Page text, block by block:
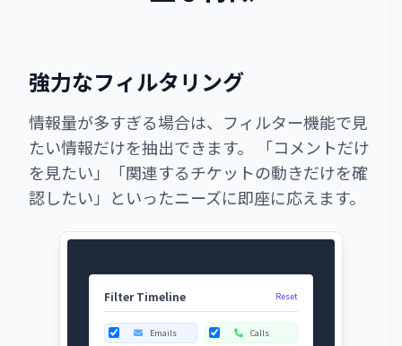
Filter Timeline Reset
Emails Calls
強力なフィルタリング
情報量が多すぎる場合は、フィルター機能で見
たい情報だけを抽出できます。 「コメントだけ
を見たい」「関連するチケットの動きだけを確
認したい」といったニーズに即座に応えます。